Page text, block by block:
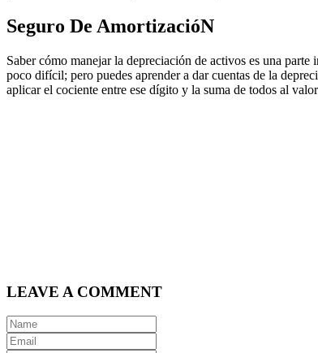
Seguro De AmortizacióN
Saber cómo manejar la depreciación de activos es una
poco difícil; pero puedes aprender a dar cuentas de la
aplicar el cociente entre ese dígito y la suma de todos al
LEAVE A COMMENT